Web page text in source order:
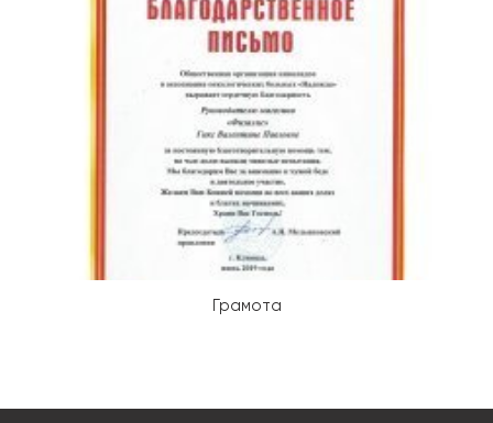
Грамота